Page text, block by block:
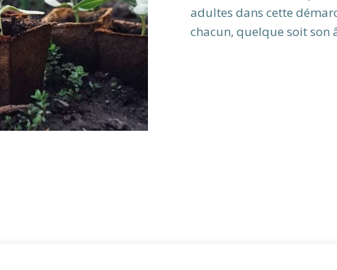
adultes dans cette
chacun, quelque soit son